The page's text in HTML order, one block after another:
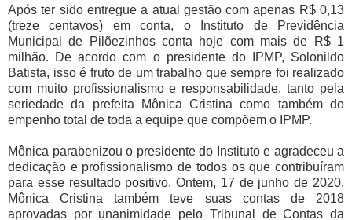
Após ter sido entregue a atual gestão com apenas R$ 0,13
(treze centavos) em conta, o Instituto de Previdência
Municipal de Pilõezinhos conta hoje com mais de R$ 1
milhão. De acordo com o presidente do IPMP, Solonildo
Batista, isso é fruto de um trabalho que sempre foi realizado
com muito profissionalismo e responsabilidade, tanto pela
seriedade da prefeita Mônica Cristina como também do
empenho total de toda a equipe que compõem o IPMP.
Mônica parabenizou o presidente do Instituto e agradeceu a
dedicação e profissionalismo de todos os que contribuíram
para esse resultado positivo. Ontem, 17 de junho de 2020,
Mônica Cristina também teve suas contas de 2018
aprovadas por unanimidade pelo Tribunal de Contas da